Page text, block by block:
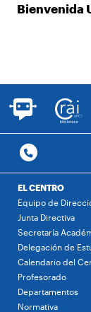
Bienvenida
EL CENTRO
Equipo de
Junta Directiva
Secretaría
Delegación de
Calendario del
Profesorado
Departamentos
Normativa